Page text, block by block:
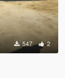
547 2